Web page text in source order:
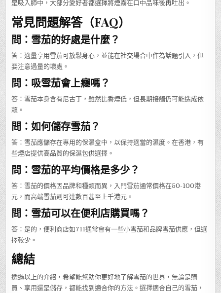
是吸入肺中，大部分愛好者都選擇將煙霧在口中品味後再吐出。
常見問題解答（FAQ）
問：雪茄的好處是什麼？
答：適量享用雪茄可放鬆身心，並能在社交場合中作為話題引入，但
要注意過量的壞處。
問：吸雪茄會上癮嗎？
答：雪茄本身含有尼古丁，雖然比香煙低，但長期接觸仍可能造成依
賴。
問：如何儲存雪茄？
答：雪茄應儲存在專用的保濕盒中，以保持適當的濕度。在香港，有
些煙店提供高品質的保濕包供選擇。
問：雪茄的平均價格是多少？
答：雪茄的價格因品牌和種類而異，入門雪茄通常價格在50-100港
元，而高端雪茄則可達數百甚至上千港元。
問：雪茄可以在便利店購買嗎？
答：是的，便利商店如711通常會有一些小雪茄和品牌雪茄供應，但選
擇較少。
總結
透過以上的介紹，希望能幫助你更好地了解雪茄的世界，無論是購
買、享用還是儲存，都能找到適合你的方法。選擇適合自己的雪茄，